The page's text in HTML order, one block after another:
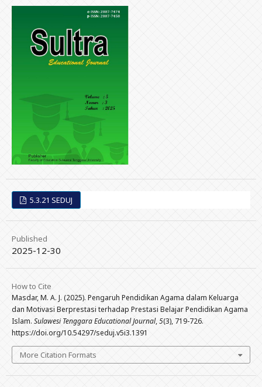
5.3.21 SEDUJ
Published
2025-12-30
How to Cite
Masdar, M. A. J. (2025). Pengaruh Pendidikan Agama dalam Keluarga
dan Motivasi Berprestasi terhadap Prestasi Belajar Pendidikan Agama
Islam. Sulawesi Tenggara Educational Journal,5(3), 719-726.
https://doi.org/10.54297/seduj.v5i3.1391
More Citation Formats